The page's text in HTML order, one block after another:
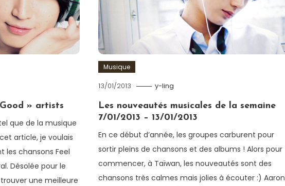
» artists
que de la musique
article, je voulais
les chansons Feel
Désolée pour le
une meilleure
Musique
13/01/2013 y-ling
Les nouveautés musicales de la semaine
7/01/2013 – 13/01/2013
En ce début d’année, les groupes carburent pour
sortir pleins de chansons et des albums ! Alors pour
commencer, à Taïwan, les nouveautés sont des
chansons très calmes mais jolies à écouter :) Aaron